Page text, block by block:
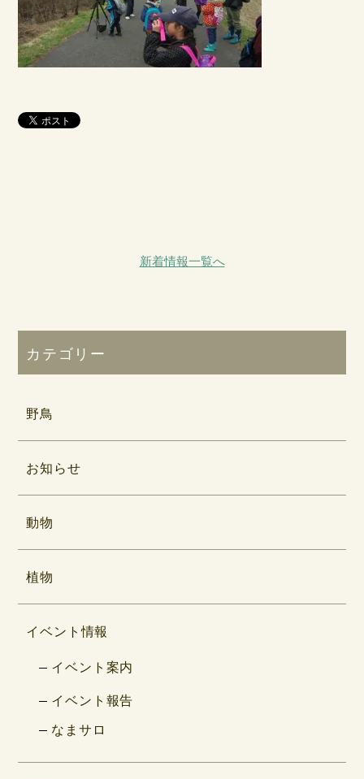
新着情報一覧へ
カテゴリー
野鳥
お知らせ
動物
植物
イベント情報
イベント案内
イベント報告
なまサロ